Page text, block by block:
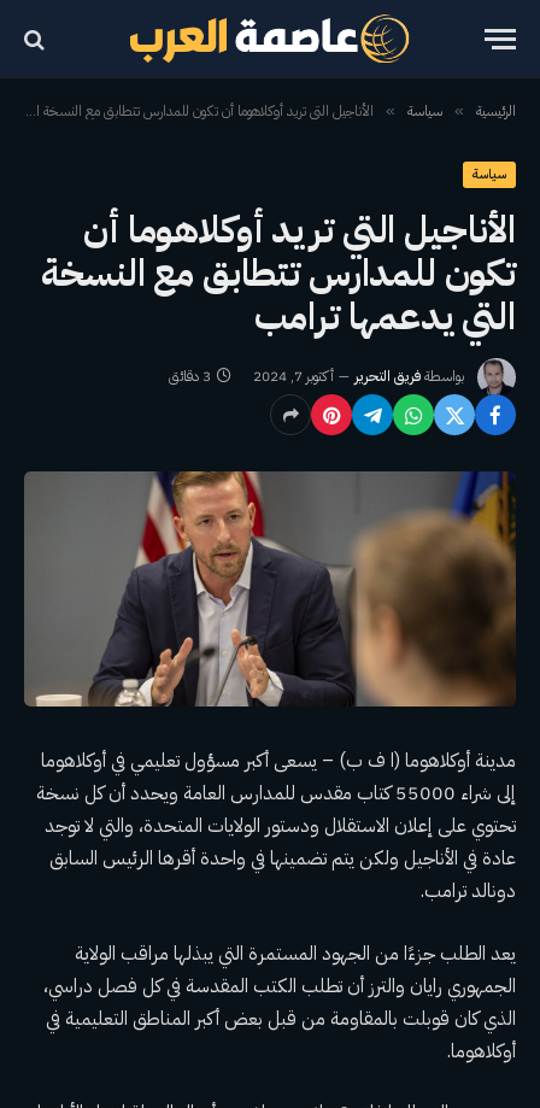
الرئيسية » سياسة » الأناجيل التي تريد أوكلاهوما أن تكون للمدارس تتطابق مع النسخة التي يدعمها ترامب
سياسة
الأناجيل التي تريد أوكلاهوما أن
تكون للمدارس تتطابق مع النسخة
التي يدعمها ترامب
بواسطةفريق التحرير أكتوبر 7, 2024 3 دقائق
مدينة أوكلاهوما (ا ف ب) – يسعى أكبر مسؤول تعليمي في أوكلاهوما
إلى شراء 55000 كتاب مقدس للمدارس العامة ويحدد أن كل نسخة
تحتوي على إعلان الاستقلال ودستور الولايات المتحدة، والتي لا توجد
عادة في الأناجيل ولكن يتم تضمينها في واحدة أقرها الرئيس السابق
دونالد ترامب.
يعد الطلب جزءًا من الجهود المستمرة التي يبذلها مراقب الولاية
الجمهوري رايان والترز أن تطلب الكتب المقدسة في كل فصل دراسي،
الذي كان قوبلت بالمقاومة من قبل بعض أكبر المناطق التعليمية في
أوكلاهوما.